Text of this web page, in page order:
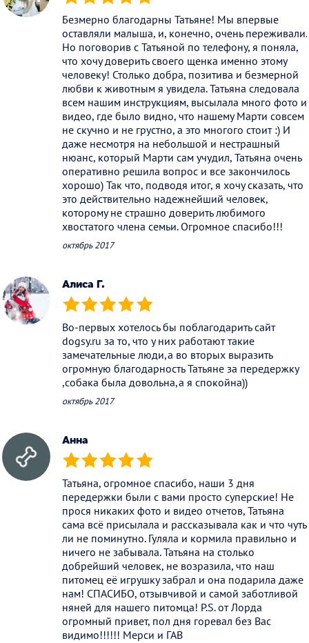
Безмерно благодарны Татьяне! Мы впервые
оставляли малыша, и, конечно, очень переживали.
Но поговорив с Татьяной по телефону, я поняла,
что хочу доверить своего щенка именно этому
человеку! Столько добра, позитива и безмерной
любви к животным я увидела. Татьяна следовала
всем нашим инструкциям, высылала много фото и
видео, где было видно, что нашему Марти совсем
не скучно и не грустно, а это многого стоит :) И
даже несмотря на небольшой и нестрашный
нюанс, который Марти сам учудил, Татьяна очень
оперативно решила вопрос и все закончилось
хорошо) Так что, подводя итог, я хочу сказать, что
это действительно надежнейший человек,
которому не страшно доверить любимого
хвостатого члена семьи. Огромное спасибо!!!
октябрь 2017
Алиса Г.
(*) (*) (*) (*) (*)
Во-первых хотелось бы поблагодарить сайт
dogsy.ru за то, что у них работают такие
замечательные люди,а во вторых выразить
огромную благодарность Татьяне за передержку
,собака была довольна,а я спокойна))
октябрь 2017
Анна
(*) (*) (*) (*) (*)
Татьяна, огромное спасибо, наши 3 дня
передержки были с вами просто суперские! Не
прося никаких фото и видео отчетов, Татьяна
сама всё присылала и рассказывала как и что чуть
ли не поминутно. Гуляла и кормила правильно и
ничего не забывала. Татьяна на столько
добрейший человек, не возразила, что наш
питомец её игрушку забрал и она подарила даже
нам! СПАСИБО, отзывчивой и самой заботливой
няней для нашего питомца! P.S. от Лорда
огромный привет, пол дня горевал без Вас
видимо!!!!!! Мерси и ГАВ